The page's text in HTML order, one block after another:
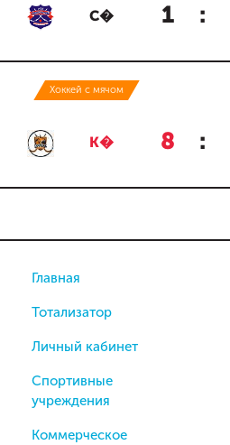
С� 1 :
Хоккей с мячом
К� 8 :
Главная
Тотализатор
Личный кабинет
Спортивные
учреждения
Коммерческое